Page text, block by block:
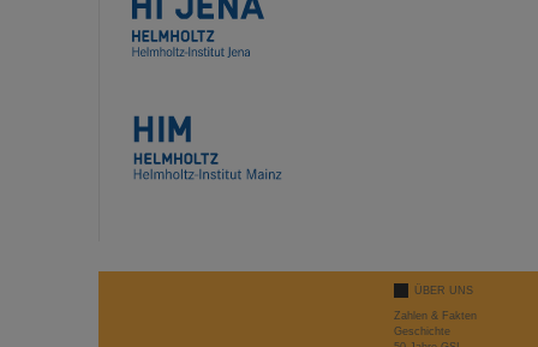
ÜBER UNS
Zahlen & Fakten
Geschichte